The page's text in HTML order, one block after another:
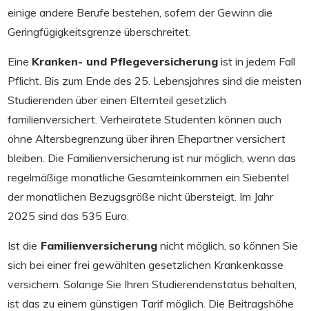
einige andere Berufe bestehen, sofern der Gewinn die
Geringfügigkeitsgrenze überschreitet.
Eine Kranken- und Pflegeversicherung ist in jedem Fall
Pflicht. Bis zum Ende des 25. Lebensjahres sind die meisten
Studierenden über einen Elternteil gesetzlich
familienversichert. Verheiratete Studenten können auch
ohne Altersbegrenzung über ihren Ehepartner versichert
bleiben. Die Familienversicherung ist nur möglich, wenn das
regelmäßige monatliche Gesamteinkommen ein Siebentel
der monatlichen Bezugsgröße nicht übersteigt. Im Jahr
2025 sind das 535 Euro.
Ist die Familienversicherung nicht möglich, so können Sie
sich bei einer frei gewählten gesetzlichen Krankenkasse
versichern. Solange Sie Ihren Studierendenstatus behalten,
ist das zu einem günstigen Tarif möglich. Die Beitragshöhe